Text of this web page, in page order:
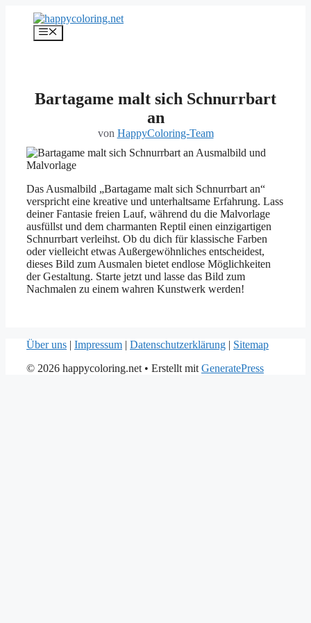
springen
Menü
Bartagame malt sich Schnurrbart
an
von HappyColoring-Team
Das Ausmalbild „Bartagame malt sich Schnurrbart an“
verspricht eine kreative und unterhaltsame Erfahrung. Lass
deiner Fantasie freien Lauf, während du die Malvorlage
ausfüllst und dem charmanten Reptil einen einzigartigen
Schnurrbart verleihst. Ob du dich für klassische Farben
oder vielleicht etwas Außergewöhnliches entscheidest,
dieses Bild zum Ausmalen bietet endlose Möglichkeiten
der Gestaltung. Starte jetzt und lasse das Bild zum
Nachmalen zu einem wahren Kunstwerk werden!
Über uns | Impressum | Datenschutzerklärung | Sitemap
© 2026 happycoloring.net • Erstellt mit GeneratePress